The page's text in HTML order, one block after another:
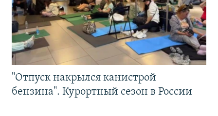
"Отпуск накрылся канистрой
бензина". Курортный сезон в России